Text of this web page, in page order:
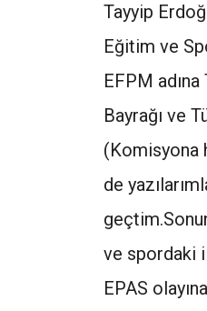
Tayyip
Eğitim ve
EFPM
Bayrağı ve
(Komisyona
de
ve spordaki
EPAS